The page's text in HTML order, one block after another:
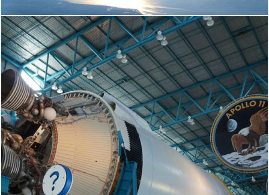
VOO DE BALÃO NA
ESTRATOSFERA
Em um voo seguro e tranquilo, imagine ter como
paisagem a melhor vista do mundo? A bordo de um